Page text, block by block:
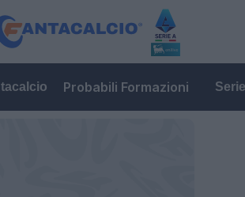
Probabili Formazioni